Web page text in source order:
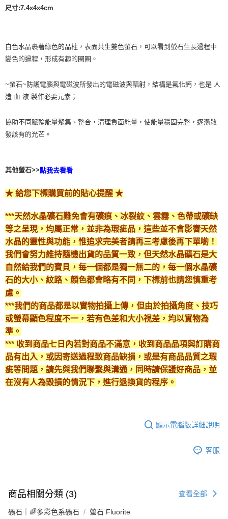
尺寸:7.4x4x4cm
白色水晶裹著綠色的晶柱，表面共生雙色螢石，可以看到螢石生長過程中
變色的過程，形成有趣的圈圈。
~螢石~防護電腦與電磁波所發出的電磁波與輻射，結構是氟化鈣，也是 人
造 血 液 製作必要元素；
協助不同脈輪能量聚集、整合，清理負面能量，使能量穩固完整，逐漸散
發該有的光芒。
其他螢石>>點我去看看
★ 給您下標購買前的貼心提醒 ★
***天然水晶礦石難免會有礦痕、冰裂紋、雲霧、色帶或礦缺
等之呈現，均屬正常，並非為瑕疵品，這些並不會影響天然
水晶的靈性與功能，惟追求完美者請再三考慮後再下單喲！
我們會努力維持隨機出貨的品質一致，但天然水晶礦石是大
自然給我們的寶貝，每一個都是獨一無二的，每一個水晶礦
石的大小、紋路、顏色都會略有不同，下標前也請您慎重考
慮。
***我們的商品都是以實物拍攝上傳，但由於拍攝角度、技巧
或螢幕顯色程度不一，若有色差和大小視差，均以實物為
準。
*** 收到商品七日內若對商品不滿意，收到商品品項與訂購商
品有出入，或因寄送過程致商品缺損，或是有商品品質之瑕
疵等問題，請先與我們聯繫與溝通，同時請保護好商品，並
在沒有人為毀損的情況下，進行退換貨的程序。
顯示電腦版詳細說明
客服
商品相關分類 (3) 查看全部
礦石｜🌈多彩色系礦石 螢石 Fluorite